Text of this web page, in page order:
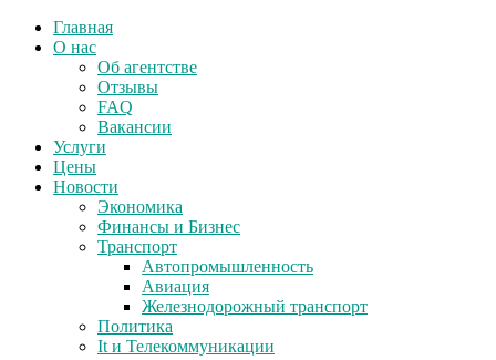
Главная
О нас
Об агентстве
Отзывы
FAQ
Вакансии
Услуги
Цены
Новости
Экономика
Финансы и Бизнес
Транспорт
Автопромышленность
Авиация
Железнодорожный транспорт
Политика
It и Телекоммуникации